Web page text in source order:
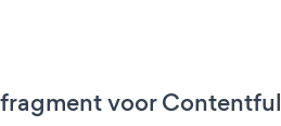
voor Contentful